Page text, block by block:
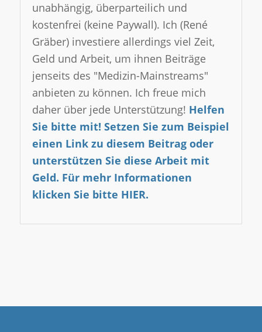
unabhängig, überparteilich und
kostenfrei (keine Paywall). Ich (René
Gräber) investiere allerdings viel Zeit,
Geld und Arbeit, um ihnen Beiträge
jenseits des "Medizin-Mainstreams"
anbieten zu können. Ich freue mich
daher über jede Unterstützung! Helfen
Sie bitte mit! Setzen Sie zum Beispiel
einen Link zu diesem Beitrag oder
unterstützen Sie diese Arbeit mit
Geld. Für mehr Informationen
klicken Sie bitte HIER.